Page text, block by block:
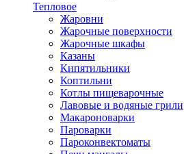
Тепловое
Жаровни
Жарочные поверхности
Жарочные шкафы
Казаны
Кипятильники
Коптильни
Котлы пищеварочные
Лавовые и водяные грили
Макароноварки
Пароварки
Пароконвектоматы